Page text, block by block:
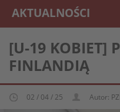
AKTUALNOŚCI
[U-19 KOBIET]
FINLANDIĄ
02 / 04 / 25 Autor: